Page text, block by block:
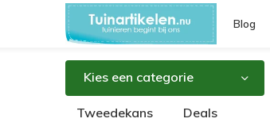
Blog
Kies een categorie
Tweedekans Deals